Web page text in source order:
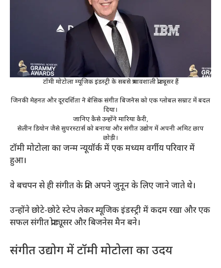
टॉमी मोटोला म्यूजिक इंडस्ट्री के सबसे प्रभावशाली प्रोड्यूसर हैं
जिनकी मेहनत और दूरदर्शिता ने बेसिक संगीत बिजनेस को एक ग्लोबल सम्राट में बदल
दिया।
जानिए कैसे उन्होंने मारिया कैरी,
सेलीन डियोन जैसे सुपरस्टार्स को बनाया और संगीत उद्योग में अपनी अमिट छाप
छोड़ी।
टॉमी मोटोला का जन्म न्यूयॉर्क में एक मध्यम वर्गीय परिवार में
हुआ।
वे बचपन से ही संगीत के प्रति अपने जुनून के लिए जाने जाते थे।
उन्होंने छोटे-छोटे स्टेप लेकर म्यूजिक इंडस्ट्री में कदम रखा और एक
सफल संगीत प्रोड्यूसर और बिजनेस मैन बने।
संगीत उद्योग में टॉमी मोटोला का उदय